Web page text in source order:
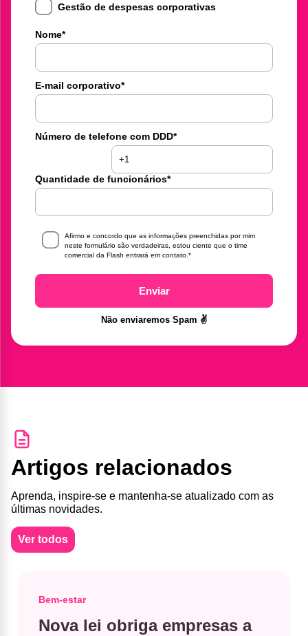
Gestão de despesas corporativas
Nome*
E-mail corporativo*
Número de telefone com DDD*
Quantidade de funcionários*
Afirmo e concordo que as informações preenchidas por mim
neste formulário são verdadeiras, estou ciente que o time
comercial da Flash entrará em contato.*
Enviar
Não enviaremos Spam ✌️
Artigos relacionados
Aprenda, inspire-se e mantenha-se atualizado com as
últimas novidades.
Ver todos
Bem-estar
Nova lei obriga empresas a